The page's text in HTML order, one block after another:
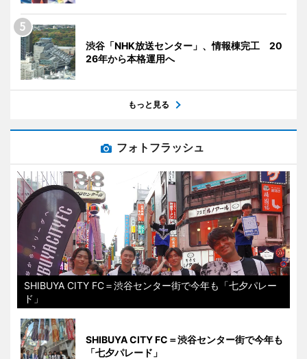
渋谷「NHK放送センター」、情報棟完工 20
26年から本格運用へ
もっと見る
フォトフラッシュ
SHIBUYA CITY FC＝渋谷センター街で今年も「七夕パレー
ド」
SHIBUYA CITY FC＝渋谷センター街で今年も
「七夕パレード」